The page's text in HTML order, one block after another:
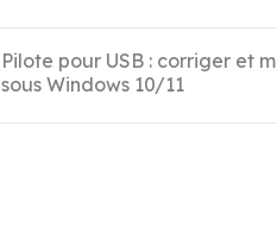
Pilote pour USB : corriger et
sous Windows 10/11